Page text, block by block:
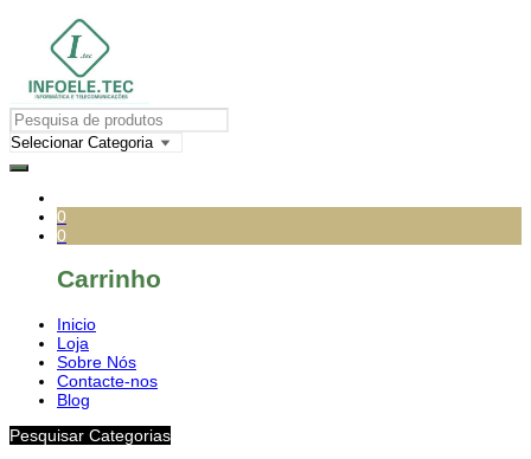
0
0
Carrinho
Inicio
Loja
Sobre Nós
Contacte-nos
Blog
Pesquisar Categorias